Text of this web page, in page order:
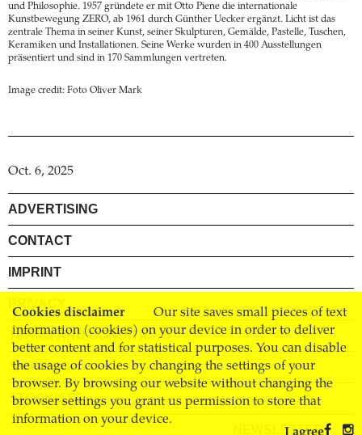
Cookies disclaimer
Our site saves small pieces of text
information (cookies) on your device in order to deliver
better content and for statistical purposes. You can disable
the usage of cookies by changing the settings of your
browser. By browsing our website without changing the
browser settings you grant us permission to store that
information on your device.
und Philosophie. 1957 gründete er mit Otto Piene die internationale
Kunstbewegung ZERO, ab 1961 durch Günther Uecker ergänzt. Licht ist das
zentrale Thema in seiner Kunst, seiner Skulpturen, Gemälde, Pastelle, Tuschen,
Keramiken und Installationen. Seine Werke wurden in 400 Ausstellungen
präsentiert und sind in 170 Sammlungen vertreten.
Image credit: Foto Oliver Mark
Oct. 6, 2025
ADVERTISING
CONTACT
IMPRINT
PRIVACY
TERMS AND CONDITIONS
SHIPPING
STOCKISTS
NEWSLETTER